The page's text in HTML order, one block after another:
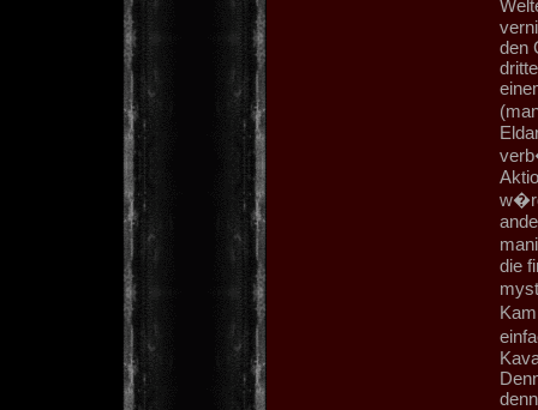
den
die